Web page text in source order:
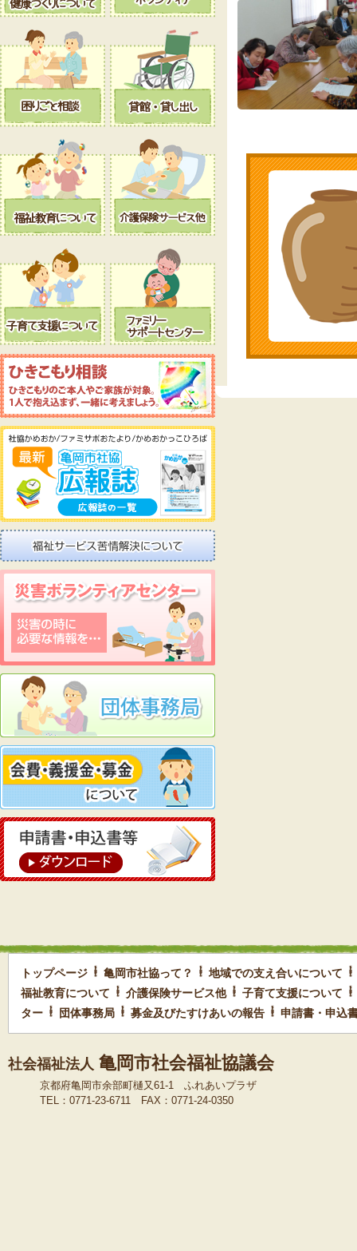
トップページ 亀岡市社協って？
地域での支え合いについて
福祉教育について
介護保険サービス他
子育て支援について
ター
団体事務局 募金及びたすけあいの報告 申請書・申込
社会福祉法人 亀岡市社会福祉協議会
京都府亀岡市余部町樋又61-1 ふれあいプラザ
TEL：0771-23-6711 FAX：0771-24-0350